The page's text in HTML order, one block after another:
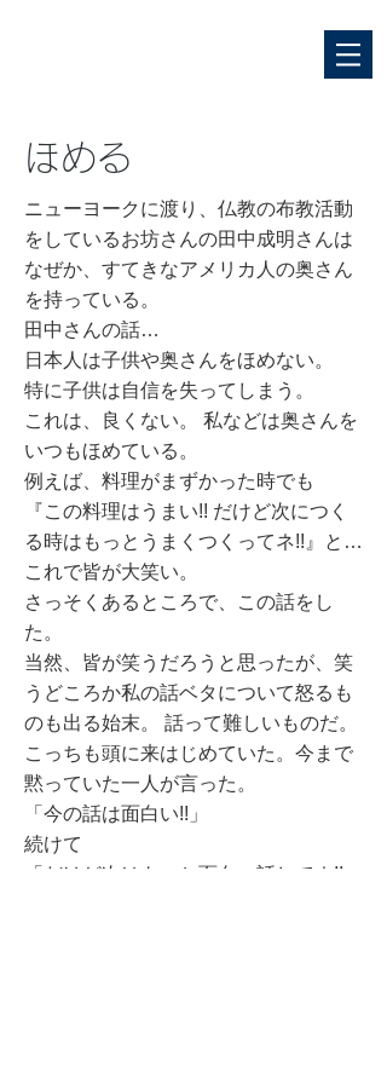
ほめる
ニューヨークに渡り、仏教の布教活動
をしているお坊さんの田中成明さんは
なぜか、すてきなアメリカ人の奥さん
を持っている。
田中さんの話…
日本人は子供や奥さんをほめない。
特に子供は自信を失ってしまう。
これは、良くない。 私などは奥さんを
いつもほめている。
例えば、料理がまずかった時でも
『この料理はうまい!! だけど次につく
る時はもっとうまくつくってネ!!』と…
これで皆が大笑い。
さっそくあるところで、この話をし
た。
当然、皆が笑うだろうと思ったが、笑
うどころか私の話ベタについて怒るも
のも出る始末。 話って難しいものだ。
こっちも頭に来はじめていた。今まで
黙っていた一人が言った。
「今の話は面白い!!」
続けて
「だけど次はもっと面白い話してネ!!」